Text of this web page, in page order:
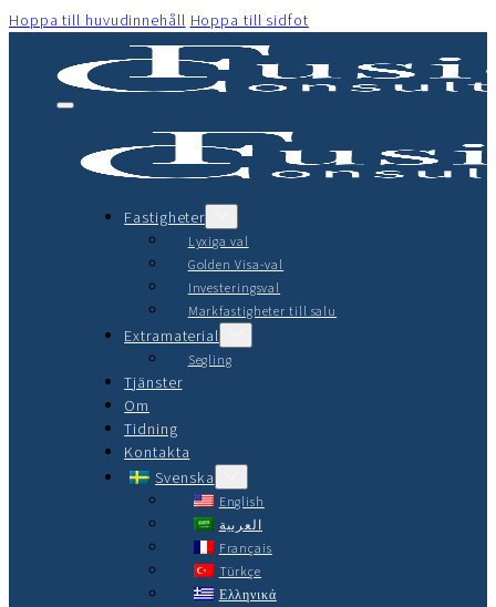
Hoppa till huvudinnehåll Hoppa till sidfot
Fastigheter
Lyxiga val
Golden Visa-val
Investeringsval
Markfastigheter till salu
Extramaterial
Segling
Tjänster
Om
Tidning
Kontakta
Svenska
English
العربية
Français
Türkçe
Ελληνικά